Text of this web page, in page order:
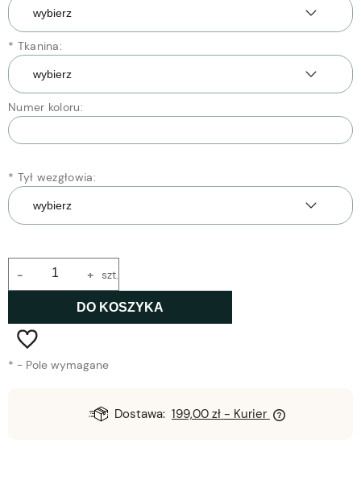
* Tkanina:
Numer koloru:
* Tył wezgłowia:
+
- szt.
DO KOSZYKA
* - Pole wymagane
Dostawa: 199,00 zł - Kurier